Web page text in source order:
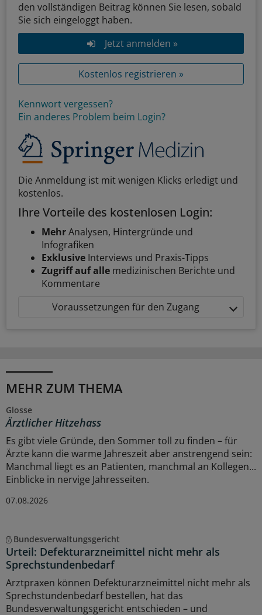
den vollständigen Beitrag können Sie lesen, sobald
Sie sich eingeloggt haben.
Jetzt anmelden »
Kostenlos registrieren »
Kennwort vergessen?
Ein anderes Problem beim Login?
Die Anmeldung ist mit wenigen Klicks erledigt und
kostenlos.
Ihre Vorteile des kostenlosen Login:
MehrAnalysen, Hintergründe und
Infografiken
Exklusive Interviews und Praxis-Tipps
Zugriff auf alle medizinischen Berichte und
Kommentare
Voraussetzungen für den Zugang
MEHR ZUM THEMA
Glosse
Ärztlicher Hitzehass
Es gibt viele Gründe, den Sommer toll zu finden – für
Ärzte kann die warme Jahreszeit aber anstrengend sein:
Manchmal liegt es an Patienten, manchmal an Kollegen...
Einblicke in nervige Jahresseiten.
07.08.2026
Bundesverwaltungsgericht
Urteil: Defekturarzneimittel nicht mehr als
Sprechstundenbedarf
Arztpraxen können Defekturarzneimittel nicht mehr als
Sprechstundenbedarf bestellen, hat das
Bundesverwaltungsgericht entschieden – und